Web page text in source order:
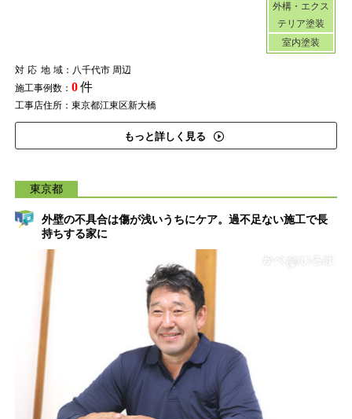
外構・エクス
テリア塗装
室内塗装
対応地域：八千代市 周辺
施工事例数： 0件
工事店住所：東京都江東区新大橋
もっと詳しく見る
東京都
外壁の不具合は傷が浅いうちにケア。過不足ない施工で長
持ちする家に